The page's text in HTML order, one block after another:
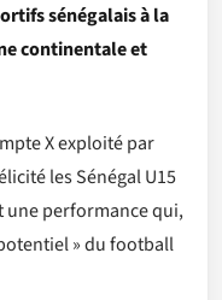
sénégalais à la
continentale et
X exploité par
les Sénégal U15
une performance qui,
» du football